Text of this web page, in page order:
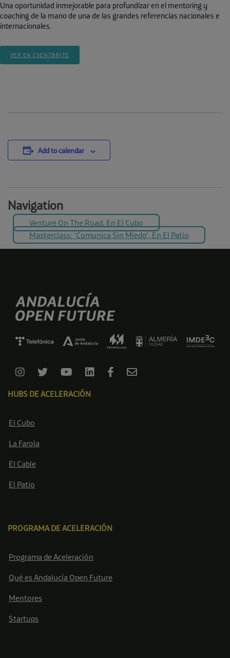
Una oportunidad inmejorable para profundizar en el mentoring y
coaching de la mano de una de las grandes referencias nacionales e
internacionales.
VER EN EVENTBRITE
Add to calendar
Navigation
Venture On The Road, En El Cubo
Masterclass: ‘Comunica Sin Miedo’, En El Patio
HUBS DE ACELERACIÓN
El Cubo
La Farola
El Cable
El Patio
PROGRAMA DE ACELERACIÓN
Programa de Aceleración
Qué es Andalucía Open Future
Mentores
Startups